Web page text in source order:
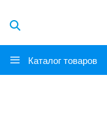
Каталог товаров